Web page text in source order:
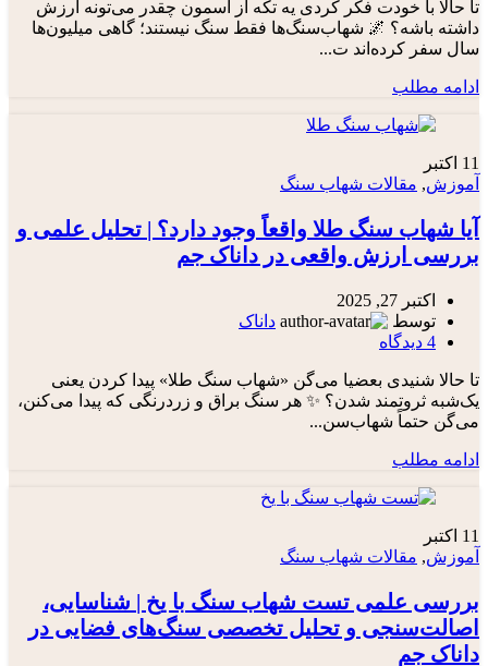
تا حالا با خودت فکر کردی یه تکه از آسمون چقدر می‌تونه‌ ارزش
داشته باشه؟ 🌌 شهاب‌سنگ‌ها فقط سنگ نیستند؛ گاهی میلیون‌ها
سال سفر کرده‌اند ت...
ادامه مطلب
11 اکتبر
آموزش, مقالات شهاب سنگ
آیا شهاب‌ سنگ طلا واقعاً وجود دارد؟ | تحلیل علمی و
بررسی ارزش واقعی در داناک جم
اکتبر 27, 2025
توسط
داناک
4 دیدگاه
تا حالا شنیدی بعضیا می‌گن «شهاب سنگ طلا» پیدا کردن یعنی
یک‌شبه ثروتمند شدن؟ ✨ هر سنگ براق و زردرنگی که پیدا می‌کنن،
می‌گن حتماً شهاب‌سن...
ادامه مطلب
11 اکتبر
آموزش, مقالات شهاب سنگ
بررسی علمی تست شهاب‌ سنگ با یخ | شناسایی،
اصالت‌سنجی و تحلیل تخصصی سنگ‌های فضایی در
داناک جم